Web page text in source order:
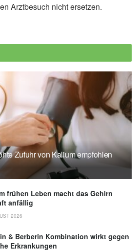
Fairouz Chibane, Vincenzo
et al.: Cannabidiol Modulates
Induced by Simulated Viral
Using Synthetic RNA, in Cannabis
Research (veröffentlicht
Cannabis and Cannabinoid
Arztbesuch nicht ersetzen.
Zufuhr von Kalium empfohlen
frühen Leben macht das Gehirn
anfällig
2026
& Berberin Kombination wirkt gegen
Erkrankungen